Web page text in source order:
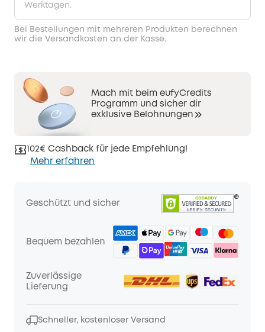
Werktagen.
Bei Bestellungen mit mehreren Produkten berechnen
wir die Versandkosten an der Kasse.
Mach mit beim eufyCredits
Programm und sicher dir
exklusive Belohnungen
102€ Cashback für jede Empfehlung!
Mehr erfahren
Geschützt und sicher
Bequem bezahlen
Zuverlässige
Lieferung
Schneller, kostenloser Versand